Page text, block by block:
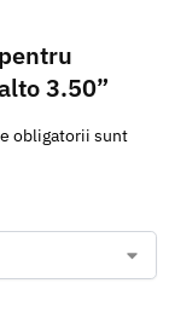
3.50”
obligatorii sunt